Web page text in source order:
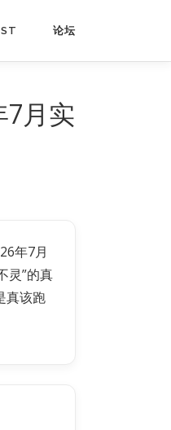
论坛
7月实
年7月
灵”的真
真该跑